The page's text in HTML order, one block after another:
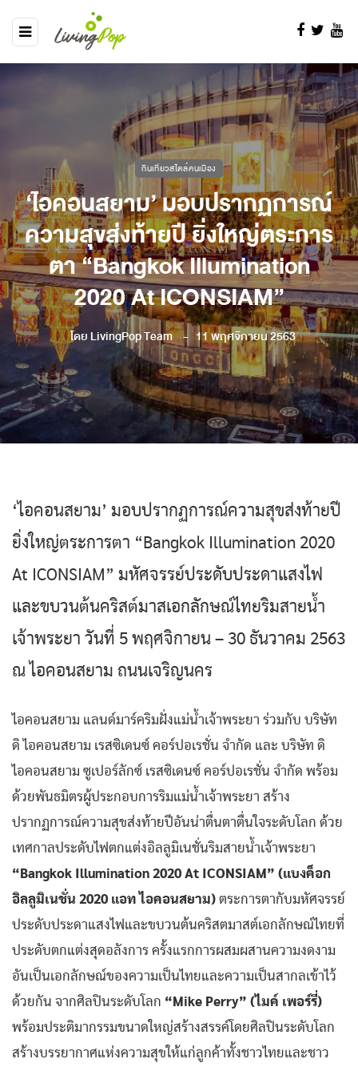
กินเที่ยวสไตล์คนเมือง
‘ไอคอนสยาม’ มอบปรากฏการณ์
ความสุขส่งท้ายปี ยิ่งใหญ่ตระการ
ตา “Bangkok Illumination
2020 At ICONSIAM”
โดย LivingPop Team 11 พฤศจิกายน 2563
‘ไอคอนสยาม’ มอบปรากฏการณ์ความสุขส่งท้ายปี
ยิ่งใหญ่ตระการตา “Bangkok Illumination 2020
At ICONSIAM” มหัศจรรย์ประดับประดาแสงไฟ
และขบวนต้นคริสต์มาสเอกลักษณ์ไทยริมสายน้ำ
เจ้าพระยา วันที่ 5 พฤศจิกายน – 30 ธันวาคม 2563
ณ ไอคอนสยาม ถนนเจริญนคร
ไอคอนสยาม แลนด์มาร์คริมฝั่งแม่น้ำเจ้าพระยา ร่วมกับ บริษัท
ดิ ไอคอนสยาม เรสซิเดนซ์ คอร์ปอเรชั่น จำกัด และ บริษัท ดิ
ไอคอนสยาม ซูเปอร์ลักซ์ เรสซิเดนซ์ คอร์ปอเรชั่น จํากัด พร้อม
ด้วยพันธมิตรผู้ประกอบการริมแม่น้ำเจ้าพระยา สร้าง
ปรากฏการณ์ความสุขส่งท้ายปีอันน่าตื่นตาตื่นใจระดับโลก ด้วย
เทศกาลประดับไฟตกแต่งอิลลูมิเนชั่นริมสายน้ำเจ้าพระยา
“Bangkok Illumination 2020 At ICONSIAM” (แบงค็อก
อิลลูมิเนชั่น 2020 แอท ไอคอนสยาม) ตระการตากับมหัศจรรย์
ประดับประดาแสงไฟและขบวนต้นคริสตมาสต์เอกลักษณ์ไทยที่
ประดับตกแต่งสุดอลังการ ครั้งแรกการผสมผสานความงดงาม
อันเป็นเอกลักษณ์ของความเป็นไทยและความเป็นสากลเข้าไว้
ด้วยกัน จากศิลปินระดับโลก “Mike Perry” (ไมค์ เพอร์รี่)
พร้อมประติมากรรมขนาดใหญ่สร้างสรรค์โดยศิลปินระดับโลก
สร้างบรรยากาศแห่งความสุขให้แก่ลูกค้าทั้งชาวไทยและชาว